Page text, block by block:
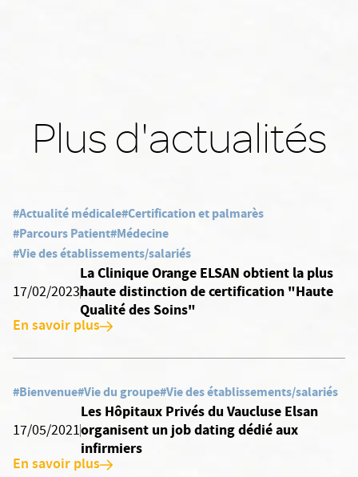
Plus d'actualités
#Actualité médicale#Certification et palmarès
#Parcours Patient#Médecine
#Vie des établissements/salariés
17/02/2023
La Clinique Orange ELSAN obtient la plus
haute distinction de certification "Haute
Qualité des Soins"
En savoir plus
#Bienvenue#Vie du groupe#Vie des établissements/salariés
17/05/2021
Les Hôpitaux Privés du Vaucluse Elsan
organisent un job dating dédié aux
infirmiers
En savoir plus